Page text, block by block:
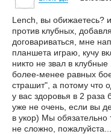
Lench, вы обижаетесь?
против клубных,
договариваться, мне
планшета играю, кучу
никто не звал в
более-менее равных
страшит", а потому что
у вас здоровья в 2
уже не очень, если вы
в укор) Мы обязательно
не сложно, пожалуйста...